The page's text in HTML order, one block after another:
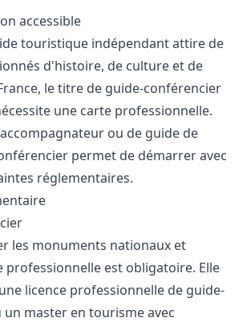
accessible
touristique indépendant attire de
d'histoire, de culture et de
le titre de guide-conférencier
une carte professionnelle.
ou de guide de
permet de démarrer avec
réglementaires.
les monuments nationaux et
professionnelle est obligatoire. Elle
licence professionnelle de guide-
master en tourisme avec